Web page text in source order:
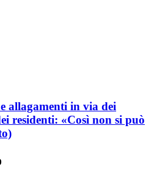
allagamenti in via dei
residenti: «Così non si può